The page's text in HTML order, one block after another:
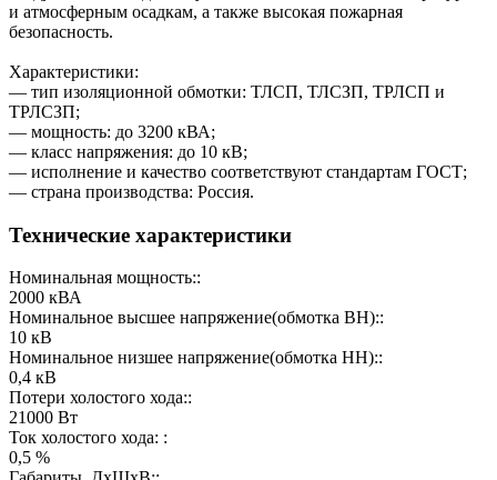
и атмосферным осадкам, а также высокая пожарная
безопасность.
Характеристики:
— тип изоляционной обмотки: ТЛСП, ТЛСЗП, ТРЛСП и
ТРЛСЗП;
— мощность: до 3200 кВА;
— класс напряжения: до 10 кВ;
— исполнение и качество соответствуют стандартам ГОСТ;
— страна производства: Россия.
Технические характеристики
Номинальная мощность::
2000 кВА
Номинальное высшее напряжение(обмотка ВН)::
10 кВ
Номинальное низшее напряжение(обмотка НН)::
0,4 кВ
Потери холостого хода::
21000 Вт
Ток холостого хода: :
0,5 %